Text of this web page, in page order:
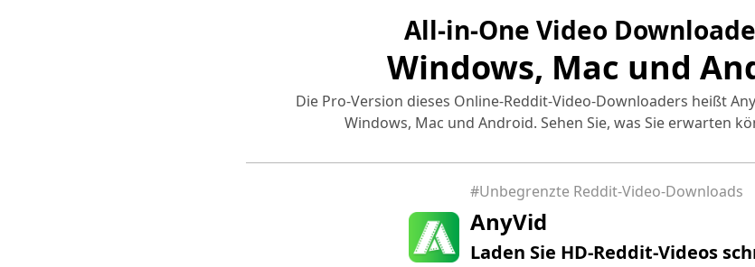
All-in-One Video
Windows, Mac und
Die Pro-Version dieses Online-Reddit-Video-Downloaders heißt
Windows, Mac und Android. Sehen Sie, was Sie erwarten
#Unbegrenzte Reddit-Video-Downloads
AnyVid
Laden Sie HD-Reddit-Videos